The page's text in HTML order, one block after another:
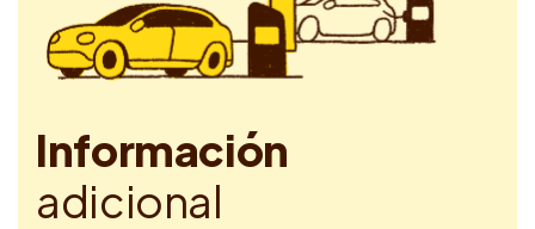
Información
adicional